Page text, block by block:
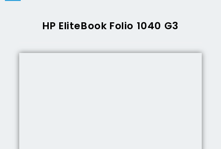
HP EliteBook Folio 1040 G3